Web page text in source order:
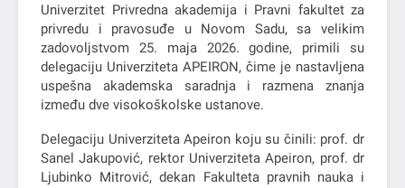
Univerzitet Privredna akademija i Pravni fakultet za
privredu i pravosuđe u Novom Sadu, sa velikim
zadovoljstvom 25. maja 2026. godine, primili su
delegaciju Univerziteta APEIRON, čime je nastavljena
uspešna akademska saradnja i razmena znanja
između dve visokoškolske ustanove.
Delegaciju Univerziteta Apeiron koju su činili: prof. dr
Sanel Jakupović, rektor Univerziteta Apeiron, prof. dr
Ljubinko Mitrović, dekan Fakulteta pravnih nauka i